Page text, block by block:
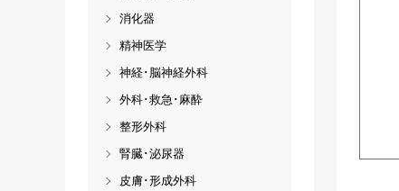
消化器
精神医学
神経･脳神経外科
外科･救急･麻酔
整形外科
腎臓･泌尿器
皮膚･形成外科